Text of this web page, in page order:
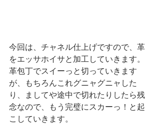
今回は、チャネル仕上げですので、革
をエッサホイサと加工していきます。
革包丁でスイーっと切っていきます
が、もちろんこれグニャグニャした
り、ましてや途中で切れたりしたら残
念なので、もう完璧にスカーっ！と起
こしていきます。